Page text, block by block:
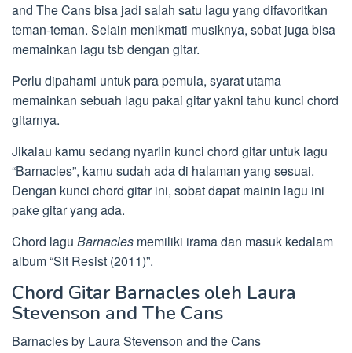
and The Cans bisa jadi salah satu lagu yang difavoritkan
teman-teman. Selain menikmati musiknya, sobat juga bisa
memainkan lagu tsb dengan gitar.
Perlu dipahami untuk para pemula, syarat utama
memainkan sebuah lagu pakai gitar yakni tahu kunci chord
gitarnya.
Jikalau kamu sedang nyariin kunci chord gitar untuk lagu
“Barnacles”, kamu sudah ada di halaman yang sesuai.
Dengan kunci chord gitar ini, sobat dapat mainin lagu ini
pake gitar yang ada.
Chord lagu Barnacles memiliki irama dan masuk kedalam
album “Sit Resist (2011)”.
Chord Gitar Barnacles oleh Laura
Stevenson and The Cans
Barnacles by Laura Stevenson and the Cans